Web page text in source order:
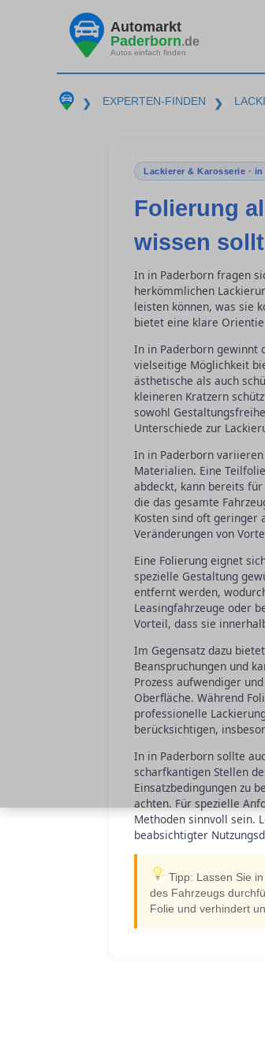
Automarkt
Paderborn.de
Autos einfach finden
❯ EXPERTEN-FINDEN ❯
Lackierer & Karosserie · in
Folierung
wissen
In in Paderborn fragen
herkömmlichen
leisten können, was sie
bietet eine klare
In in Paderborn gewinnt
vielseitige Möglichkeit
ästhetische als auch
kleineren Kratzern
sowohl
Unterschiede zur
In in Paderborn
Materialien. Eine
abdeckt, kann bereits
die das gesamte
Kosten sind oft geringer
Veränderungen von
Eine Folierung eignet
spezielle Gestaltung
entfernt werden,
Leasingfahrzeuge oder
Vorteil, dass sie
Im Gegensatz dazu
Beanspruchungen und
Prozess aufwendiger
Oberfläche. Während
professionelle
berücksichtigen,
In in Paderborn sollte
scharfkantigen Stellen
Einsatzbedingungen zu
achten. Für spezielle
Methoden sinnvoll sein.
beabsichtigter
Tipp: Lassen Sie
des Fahrzeugs
Folie und verhindert